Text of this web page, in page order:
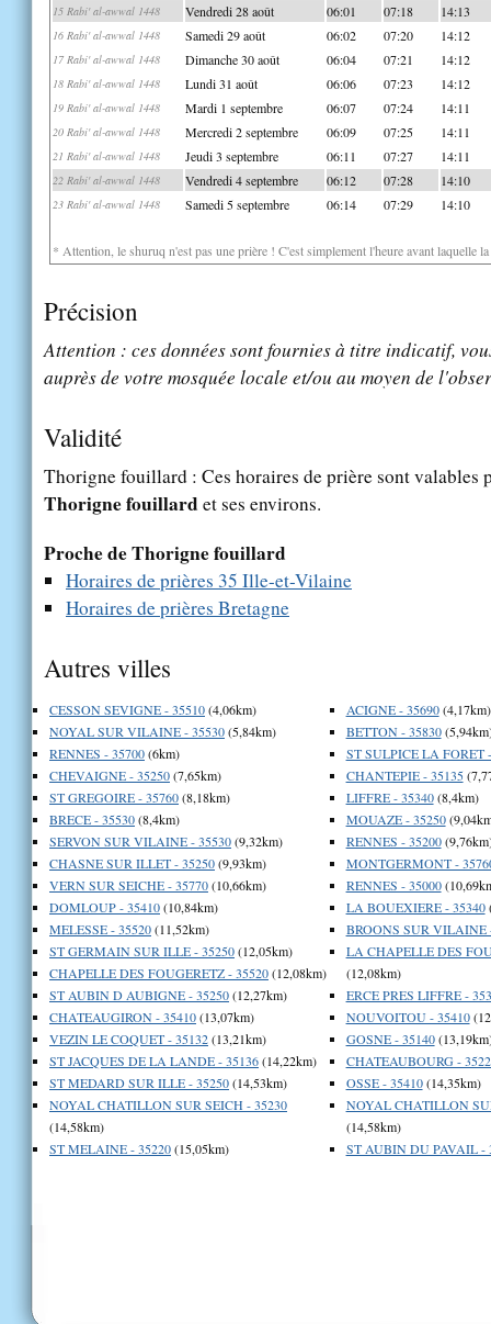
15 Rabi' al-awwal 1448 Vendredi 28 août 06:01 07:18 14:13
16 Rabi' al-awwal 1448 Samedi 29 août 06:02 07:20 14:12
17 Rabi' al-awwal 1448 Dimanche 30 août 06:04 07:21 14:12
18 Rabi' al-awwal 1448 Lundi 31 août 06:06 07:23 14:12
19 Rabi' al-awwal 1448 Mardi 1 septembre 06:07 07:24 14:11
20 Rabi' al-awwal 1448 Mercredi 2 septembre 06:09 07:25 14:11
21 Rabi' al-awwal 1448 Jeudi 3 septembre 06:11 07:27 14:11
22 Rabi' al-awwal 1448 Vendredi 4 septembre 06:12 07:28 14:10
23 Rabi' al-awwal 1448 Samedi 5 septembre 06:14 07:29 14:10
* Attention, le shuruq n'est pas une prière ! C'est simplement l'heure avant laquelle
Précision
Attention : ces données sont fournies à titre indicatif,
auprès de votre mosquée locale et/ou au moyen de
Validité
Thorigne fouillard : Ces horaires de prière sont valables
Thorigne fouillardet ses environs.
Proche de Thorigne fouillard
Horaires de prières 35 Ille-et-Vilaine
Horaires de prières Bretagne
Autres villes
CESSON SEVIGNE - 35510(4,06km)
NOYAL SUR VILAINE - 35530(5,84km)
RENNES - 35700(6km)
CHEVAIGNE - 35250(7,65km)
ST GREGOIRE - 35760(8,18km)
BRECE - 35530(8,4km)
SERVON SUR VILAINE - 35530(9,32km)
CHASNE SUR ILLET - 35250(9,93km)
VERN SUR SEICHE - 35770(10,66km)
DOMLOUP - 35410(10,84km)
MELESSE - 35520(11,52km)
ST GERMAIN SUR ILLE - 35250(12,05km)
CHAPELLE DES FOUGERETZ - 35520(12,08km)
ST AUBIN D AUBIGNE - 35250(12,27km)
CHATEAUGIRON - 35410(13,07km)
VEZIN LE COQUET - 35132(13,21km)
ST JACQUES DE LA LANDE - 35136(14,22km)
ST MEDARD SUR ILLE - 35250(14,53km)
NOYAL CHATILLON SUR SEICH - 35230
(14,58km)
ST MELAINE - 35220(15,05km)
ACIGNE - 35690(4,17km)
BETTON - 35830
ST SULPICE LA FORET
CHANTEPIE - 35135
LIFFRE - 35340(8,4km)
MOUAZE - 35250
RENNES - 35200
MONTGERMONT -
RENNES - 35000
LA BOUEXIERE - 35340
BROONS SUR VILAINE
LA CHAPELLE DES
(12,08km)
ERCE PRES LIFFRE -
NOUVOITOU - 35410
GOSNE - 35140
CHATEAUBOURG -
OSSE - 35410(14,35km)
NOYAL CHATILLON
(14,58km)
ST AUBIN DU PAVAIL -